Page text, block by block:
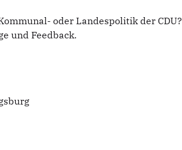
oder Landespolitik der CDU?
und Feedback.